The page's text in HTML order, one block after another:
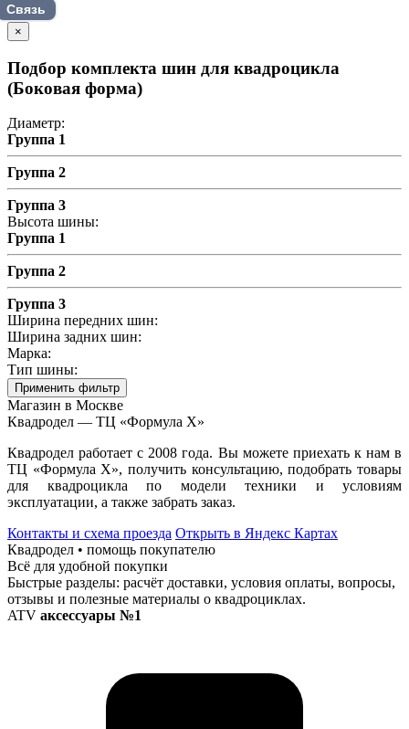
Связь
×
Подбор комплекта шин для квадроцикла
(Боковая форма)
Диаметр:
Группа 1
Группа 2
Группа 3
Высота шины:
Группа 1
Группа 2
Группа 3
Ширина передних шин:
Ширина задних шин:
Марка:
Тип шины:
Применить фильтр
Магазин в Москве
Квадродел — ТЦ «Формула Х»
Квадродел работает с 2008 года. Вы можете приехать к нам в
ТЦ «Формула Х», получить консультацию, подобрать товары
для квадроцикла по модели техники и условиям
эксплуатации, а также забрать заказ.
Контакты и схема проезда Открыть в Яндекс Картах
Квадродел • помощь покупателю
Всё для удобной покупки
Быстрые разделы: расчёт доставки, условия оплаты, вопросы,
отзывы и полезные материалы о квадроциклах.
ATV аксессуары №1